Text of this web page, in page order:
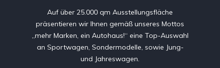
Auf über 25.000 qm Ausstellungsfläche
präsentieren wir Ihnen gemäß unseres Mottos
„mehr Marken, ein Autohaus!“ eine Top-Auswahl
an Sportwagen, Sondermodelle, sowie Jung-
und Jahreswagen.